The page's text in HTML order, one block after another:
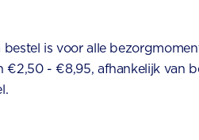
bestel is voor alle
€2,50 - €8,95, afhankelijk van